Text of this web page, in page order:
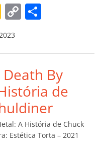
G
o
o
gl
e
Cl
a
ss
ro
C
y
Li
n
k
p
ar
til
h
ar
Death By
de
A História de Chuck
Estética Torta – 2021